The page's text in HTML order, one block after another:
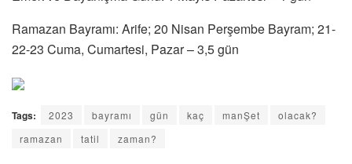
Ramazan Bayramı: Arife; 20 Nisan Perşembe Bayram; 21-
22-23 Cuma, Cumartesi, Pazar – 3,5 gün
Tags: 2023 bayramı gün kaç manŞet
olacak?
ramazan
tatil zaman?